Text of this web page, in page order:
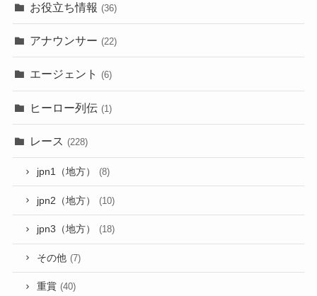
お役立ち情報 (36)
アナウンサー (22)
エージェント (6)
ヒーロー列伝 (1)
レース (228)
jpn1（地方） (8)
jpn2（地方） (10)
jpn3（地方） (18)
その他 (7)
重賞 (40)